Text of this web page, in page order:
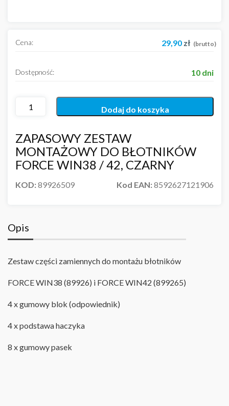
ZAPASOWY ZESTAW
MONTAŻOWY DO BŁOTNIKÓW
FORCE WIN38 / 42, CZARNY
KOD:89926509 Kod EAN:8592627121906
Cena: 29,90 zł (brutto)
Dostępność: 10 dni
Dodaj do koszyka
Opis
Zestaw części zamiennych do montażu błotników
FORCE WIN38 (89926) i FORCE WIN42 (899265)
4 x gumowy blok (odpowiednik)
4 x podstawa haczyka
8 x gumowy pasek